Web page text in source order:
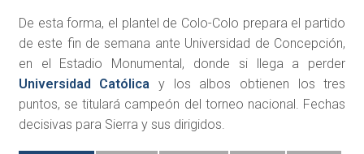
De esta forma, el plantel de Colo-Colo prepara el partido
de este fin de semana ante Universidad de Concepción,
en el Estadio Monumental, donde si llega a perder
Universidad Católica y los albos obtienen los tres
puntos, se titulará campeón del torneo nacional. Fechas
decisivas para Sierra y sus dirigidos.